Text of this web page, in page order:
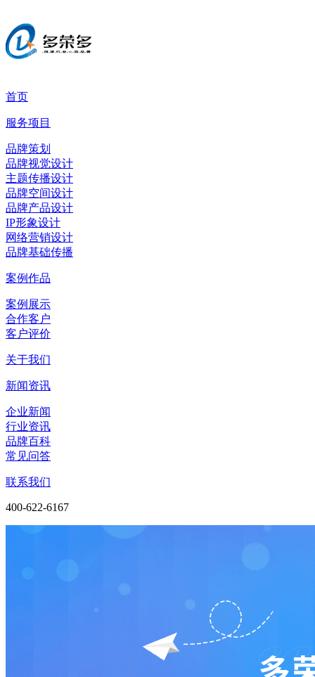
首页
服务项目
品牌策划
品牌视觉设计
主题传播设计
品牌空间设计
品牌产品设计
IP形象设计
网络营销设计
品牌基础传播
案例作品
案例展示
合作客户
客户评价
关于我们
新闻资讯
企业新闻
行业资讯
品牌百科
常见问答
联系我们
400-622-6167